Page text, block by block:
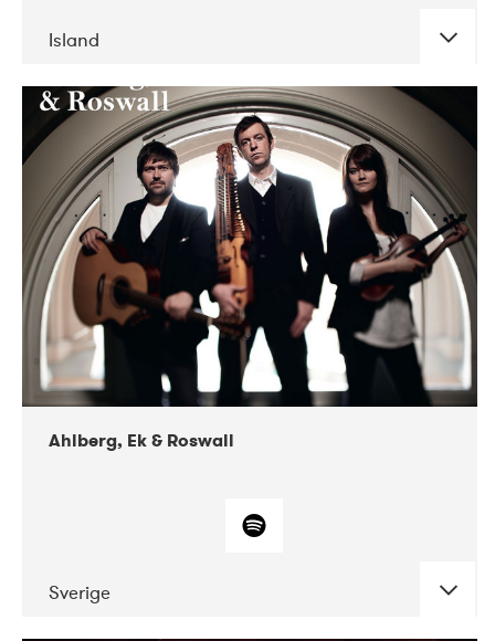
Island
DATE CONCERTS
10-2017 Lutakko
10-2017 Tavastia Klubi
Ahlberg, Ek & Roswall
Sverige